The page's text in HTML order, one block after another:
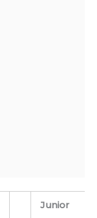
Junior